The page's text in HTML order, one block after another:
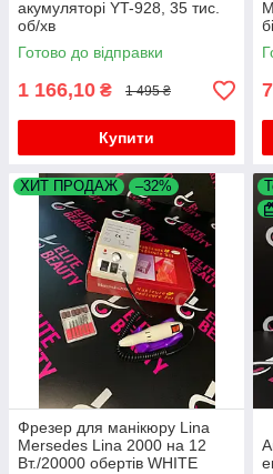
акумуляторі YT-928, 35 тис.
об/хв
Готово до відправки
1 166,10 ₴ 1 495 ₴
Купити
ХИТ ПРОДАЖ –32%
Фрезер для манікюру Lina
Mersedes Lina 2000 на 12
Вт./20000 обертів WHITE